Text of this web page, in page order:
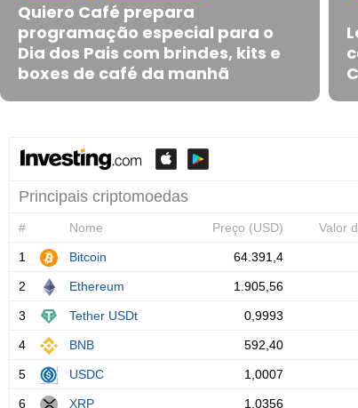
Quiero Café prepara
programação especial para o
Dia dos Pais com brindes, kits e
boxes de café da manhã